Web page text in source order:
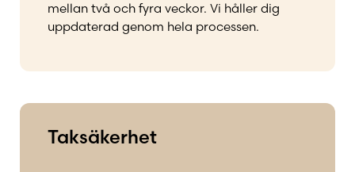
mellan två och fyra veckor. Vi håller dig
uppdaterad genom hela processen.
Taksäkerhet